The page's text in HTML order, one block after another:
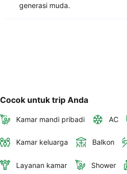
generasi muda.
Cocok untuk trip Anda
Kamar mandi pribadi AC
Kamar keluarga Balkon
Layanan kamar Shower